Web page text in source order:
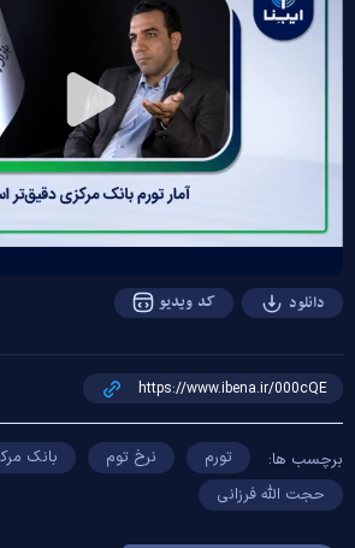
Play
Video
دانلود کد ویدیو
برچسب ها: تورم نرخ توم بانک
حجت الله فرزانی